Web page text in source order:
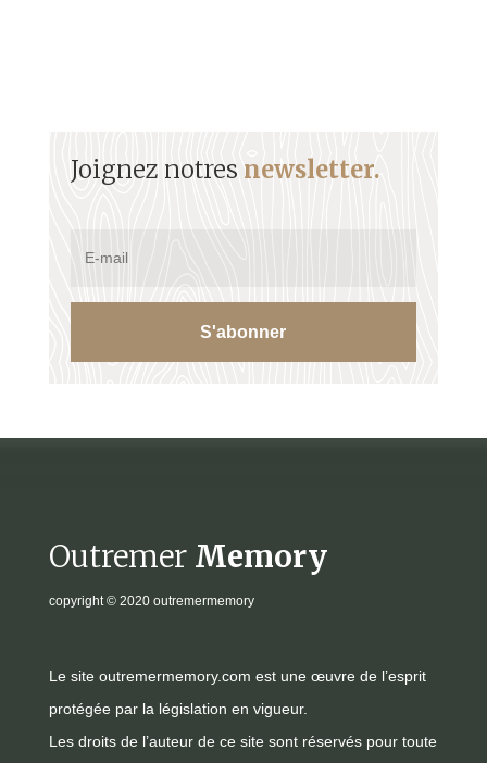
Joignez notres newsletter.
S'abonner
Outremer Memory
copyright © 2020 outremermemory
Le site outremermemory.com est une œuvre de l’esprit
protégée par la législation en vigueur.
Les droits de l’auteur de ce site sont réservés pour toute